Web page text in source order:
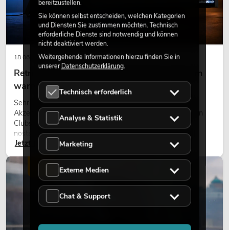
18.06.2026
Retro-Licht im modernen Lichtdesign: Warum
warmes Licht wieder wirkt
Sehr warmes Licht, sichtbare Leuchtflächen und farbige
Akzente prägen viele aktuelle Lichtdesigns auf Bühnen, in
Clubs und bei Events. Retro-Licht ist dabei kein rein
nostalgischer Effekt, sondern ein bewusst eingesetztes
Gestaltungsmittel: Es schafft Atmosphäre, gibt Szenen
Charakter und kann technische LED-Setups emotionaler
wirken lassen.
Jetzt lesen
LICHT
bereitzustellen.
Sie können selbst entscheiden, welchen Kategorien
und Diensten Sie zustimmen möchten. Technisch
erforderliche Dienste sind notwendig und können
nicht deaktiviert werden.
Weitergehende Informationen hierzu finden Sie in
unsererDatenschutzerklärung.
Technisch erforderlich
Analyse & Statistik
Marketing
Externe Medien
Chat & Support